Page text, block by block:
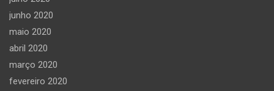
junho 2020
maio 2020
abril 2020
março 2020
fevereiro 2020